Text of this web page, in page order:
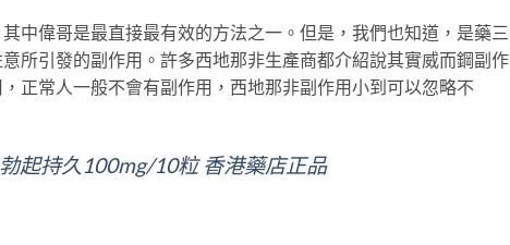
中偉哥是最直接最有效的方法之一。但是，我們也知道，是藥三
所引發的副作用。許多西地那非生產商都介紹說其實威而鋼副作
正常人一般不會有副作用，西地那非副作用小到可以忽略不
起持久100mg/10粒 香港藥店正品